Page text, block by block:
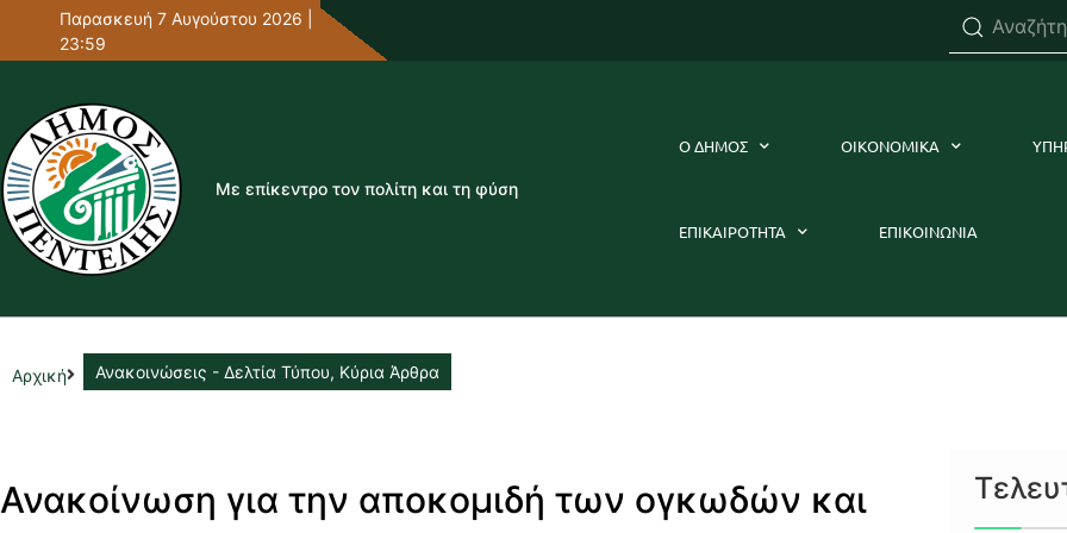
Παρασκευή 7 Αυγούστου 2026 |
23:59
Με επίκεντρο τον πολίτη και τη φύση
Ο ΔΗΜΟΣ ΟΙΚΟΝΟΜΙΚΑ
ΕΠΙΚΑΙΡΟΤΗΤΑ ΕΠΙΚΟΙΝΩΝΙΑ
Αρχική Ανακοινώσεις - Δελτία Τύπου, Κύρια Άρθρα
Ανακοίνωση για την αποκομιδή των ογκωδών και